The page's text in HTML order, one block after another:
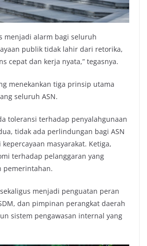
menjadi alarm bagi seluruh
publik tidak lahir dari retorika,
cepat dan kerja nyata,” tegasnya.
menekankan tiga prinsip utama
seluruh ASN.
toleransi terhadap penyalahgunaan
tidak ada perlindungan bagi ASN
masyarakat. Ketiga,
terhadap pelanggaran yang
pemerintahan.
menjadi penguatan peran
dan pimpinan perangkat daerah
sistem pengawasan internal yang